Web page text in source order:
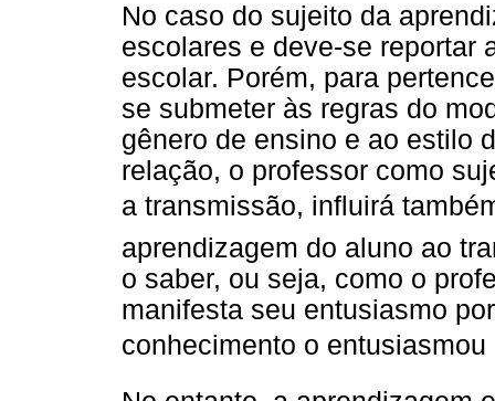
No caso do sujeito da
escolares e deve-se reportar
escolar. Porém, para
se submeter às regras do
gênero de ensino e ao estilo
relação, o professor como
a transmissão, influirá
aprendizagem do aluno ao
o saber, ou seja, como o
manifesta seu entusiasmo
conhecimento o